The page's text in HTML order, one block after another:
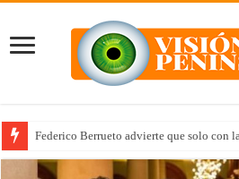
Federico Berrueto advierte que solo con